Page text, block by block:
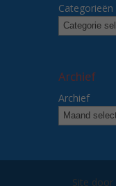
Categorieën
Archief
Archief
Site door